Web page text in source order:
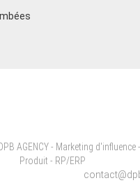
AGENCY - Marketing d'influence
Produit - RP/ERP